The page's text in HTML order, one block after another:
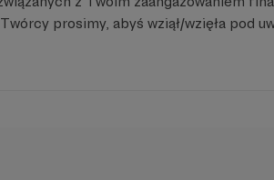
ISTNIEJE, MOGĘ WSZYSTKO,
prosimy, abyś wziął/wzięła pod